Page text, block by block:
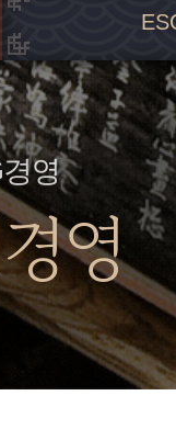
고
인
경
영
영